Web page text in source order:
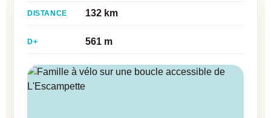
DISTANCE 132 km
D+ 561 m